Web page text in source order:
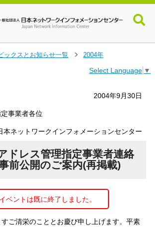
ックスとお知らせ一覧
2004年
Select Language ▼
2004年9月30日
事業者各位
本ネットワークインフォメーションセンター
ドレス管理指定事業者連絡
前公開のご案内(再掲載)
ベントは既に終了しました。
ご清栄のこととお慶び申し上げます。平素